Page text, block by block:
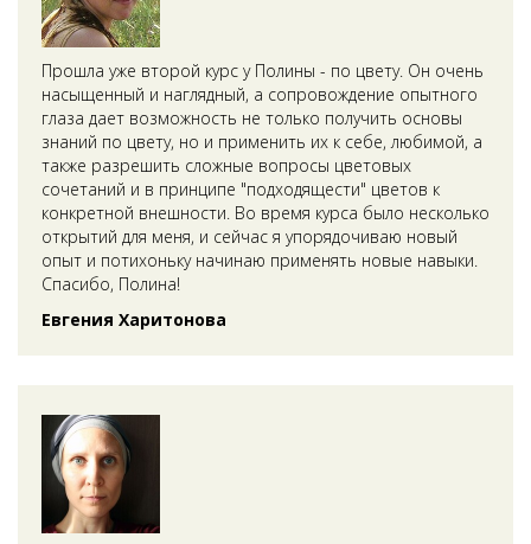
Прошла уже второй курс у Полины - по цвету. Он очень
насыщенный и наглядный, а сопровождение опытного
глаза дает возможность не только получить основы
знаний по цвету, но и применить их к себе, любимой, а
также разрешить сложные вопросы цветовых
сочетаний и в принципе "подходящести" цветов к
конкретной внешности. Во время курса было несколько
открытий для меня, и сейчас я упорядочиваю новый
опыт и потихоньку начинаю применять новые навыки.
Спасибо, Полина!
Евгения Харитонова